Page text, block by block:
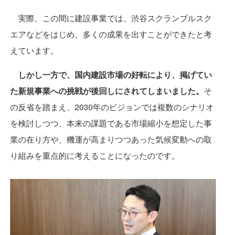
実際、この間に建設事業では、渋谷スクランブルスク
エアなどをはじめ、多くの成果を出すことができたと考
えています。
しかし一方で、国内建設市場の好転により、掲げてい
た新規事業への挑戦が後回しにされてしまいました。 そ
の反省を踏まえ、2030年のビジョンでは複数のシナリオ
を検討しつつ、本来の課題である市場縮小を想定した事
業の在り方や、機運が高まりつつあった気候変動への取
り組みを重点的に考えることになったのです。